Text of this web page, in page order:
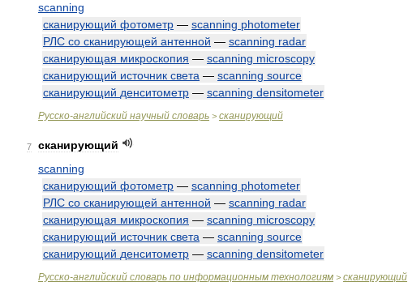
scanning
сканирующий фотометр — scanning photometer
РЛС со сканирующей антенной — scanning radar
сканирующая микроскопия — scanning microscopy
сканирующий источник света — scanning source
сканирующий денситометр — scanning densitometer
Русско-английский научный словарь > сканирующий
7
сканирующий
scanning
сканирующий фотометр — scanning photometer
РЛС со сканирующей антенной — scanning radar
сканирующая микроскопия — scanning microscopy
сканирующий источник света — scanning source
сканирующий денситометр — scanning densitometer
Русско-английский словарь по информационным технологиям > сканирующий